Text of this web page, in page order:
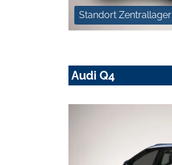
Standort Zentrallager
Audi Q4